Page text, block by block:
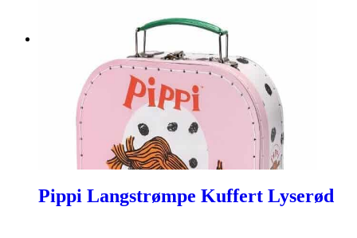
Pippi Langstrømpe Kuffert Lyserød